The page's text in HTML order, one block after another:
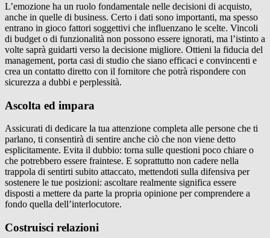
L’emozione ha un ruolo fondamentale nelle decisioni di acquisto,
anche in quelle di business. Certo i dati sono importanti, ma spesso
entrano in gioco fattori soggettivi che influenzano le scelte. Vincoli
di budget o di funzionalità non possono essere ignorati, ma l’istinto a
volte saprà guidarti verso la decisione migliore. Ottieni la fiducia del
management, porta casi di studio che siano efficaci e convincenti e
crea un contatto diretto con il fornitore che potrà rispondere con
sicurezza a dubbi e perplessità.
Ascolta ed impara
Assicurati di dedicare la tua attenzione completa alle persone che ti
parlano, ti consentirà di sentire anche ciò che non viene detto
esplicitamente. Evita il dubbio: torna sulle questioni poco chiare o
che potrebbero essere fraintese. E soprattutto non cadere nella
trappola di sentirti subito attaccato, mettendoti sulla difensiva per
sostenere le tue posizioni: ascoltare realmente significa essere
disposti a mettere da parte la propria opinione per comprendere a
fondo quella dell’interlocutore.
Costruisci relazioni